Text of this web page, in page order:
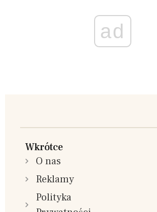
ad
Wkrótce
O nas
Reklamy
Polityka